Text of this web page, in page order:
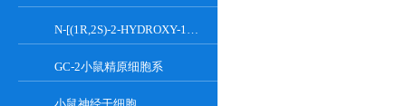
N-[(1R,2S)-2-HYDROXY-1-HYDROXYMETHYL-2-(2-TRIDECYL-1-CYCLOPROPENYL)ETHYL]OCT;GT-11
GC-2小鼠精原细胞系